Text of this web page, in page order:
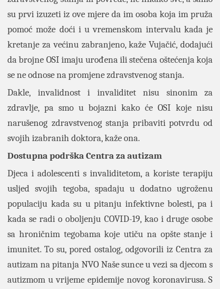
su prvi izuzeti iz ove mjere da im osoba koja im pruža
pomoć može doći i u vremenskom intervalu kada je
kretanje za većinu zabranjeno, kaže Vujačić, dodajući
da brojne OSI imaju urođena ili stečena oštećenja koja
se ne odnose na promjene zdravstvenog stanja.
Dakle, invalidnost i invaliditet nisu sinonim za
zdravlje, pa smo u bojazni kako će OSI koje nisu
narušenog zdravstvenog stanja pribaviti potvrdu od
svojih izabranih doktora, kaže ona.
Dostupna podrška Centra za autizam
Djeca i adolescenti s invaliditetom, a koriste terapiju
usljed svojih tegoba, spadaju u dodatno ugroženu
populaciju kada su u pitanju infektivne bolesti, pa i
kada se radi o oboljenju COVID-19, kao i druge osobe
sa hroničnim tegobama koje utiču na opšte stanje i
imunitet. To su, pored ostalog, odgovorili iz Centra za
autizam na pitanja NVO Naše sunce u vezi sa djecom s
autizmom u vrijeme epidemije novog koronavirusa. S